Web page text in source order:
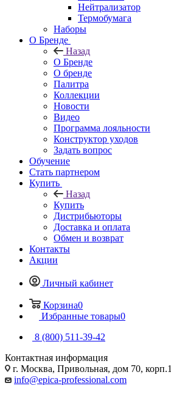
Нейтрализатор
Термобумага
Наборы
О Бренде
Назад
О Бренде
О бренде
Палитра
Коллекции
Новости
Видео
Программа лояльности
Конструктор уходов
Задать вопрос
Обучение
Стать партнером
Купить
Назад
Купить
Дистрибьюторы
Доставка и оплата
Обмен и возврат
Контакты
Акции
Личный кабинет
Корзина0
Избранные товары0
8 (800) 511-39-42
Контактная информация
г. Москва, Привольная, дом 70, корп.1
info@epica-professional.com